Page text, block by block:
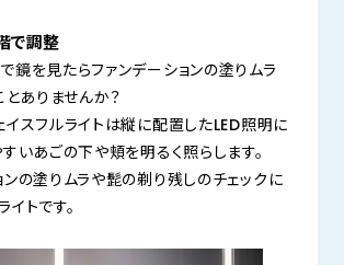
で調整
鏡を見たらファンデーションの塗りムラ
とありませんか？
イスフルライトは縦に配置したLED照明に
すいあごの下や頬を明るく照らします。
ンの塗りムラや髭の剃り残しのチェックに
トです。